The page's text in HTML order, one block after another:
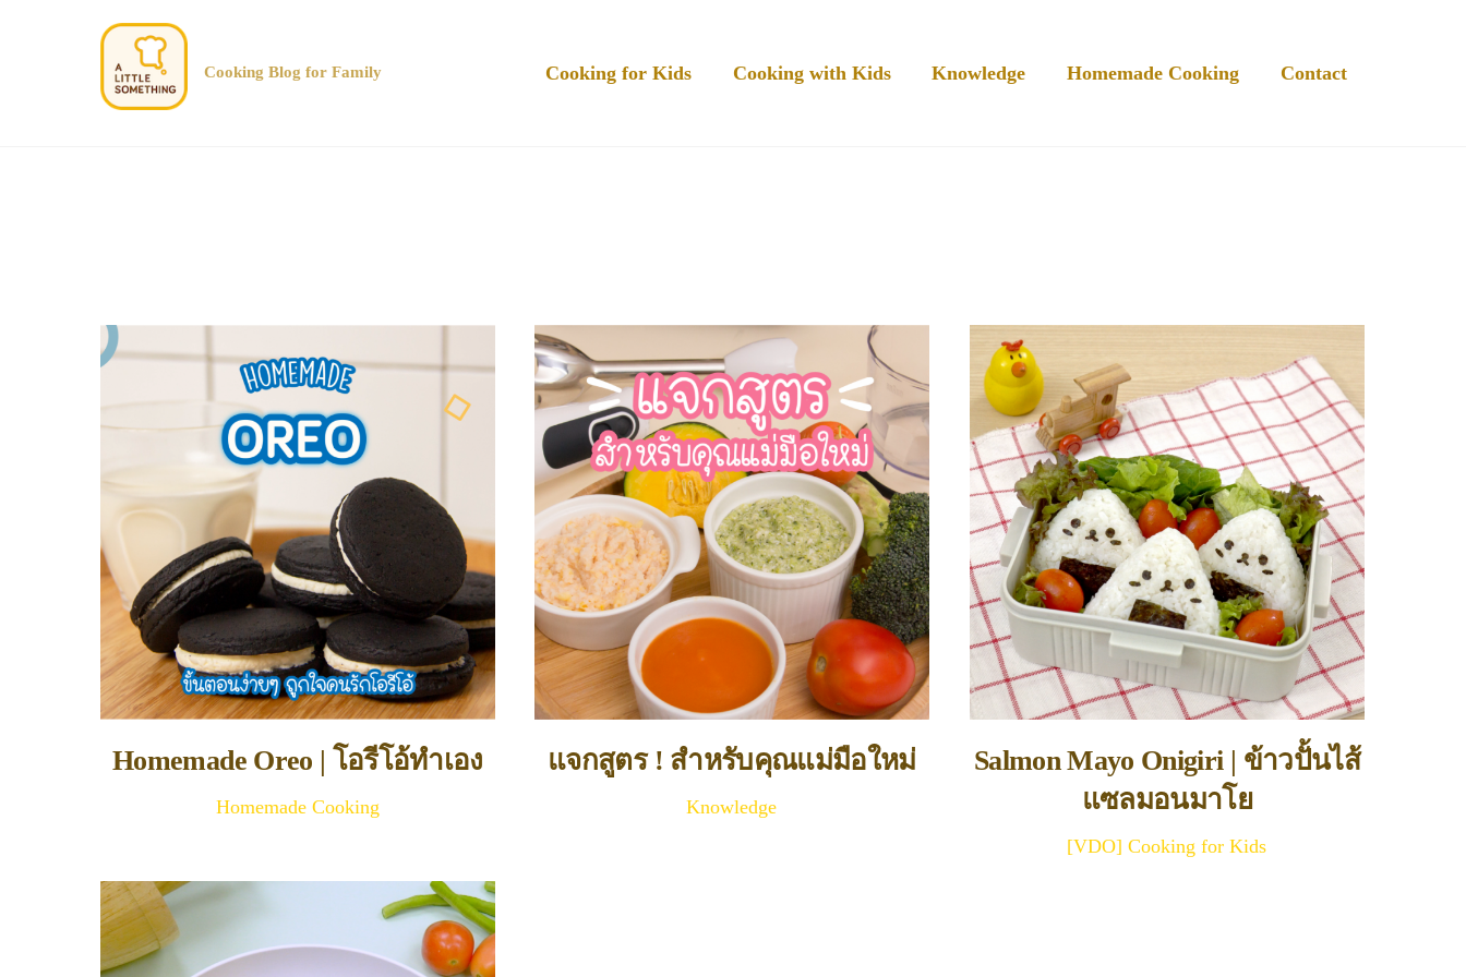
Cooking Blog for Family Cooking for Kids Cooking with Kids Knowledge Homemade Cooking Contact
Homemade Oreo | โอรีโอ้ทำเอง
Homemade Cooking
แจกสูตร ! สำหรับคุณแม่มือใหม่
Knowledge
Salmon Mayo Onigiri | ข้าวปั้นไส้
แซลมอนมาโย
[VDO] Cooking for Kids